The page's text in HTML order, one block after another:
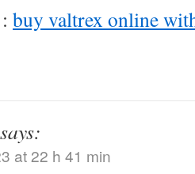
buy valtrex online
says:
at 22 h 41 min